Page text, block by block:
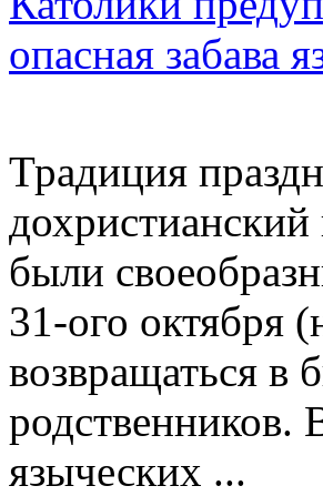
опасная забава
Традиция
были
31-ого октября
возвращаться в
родственников.
языческих ...